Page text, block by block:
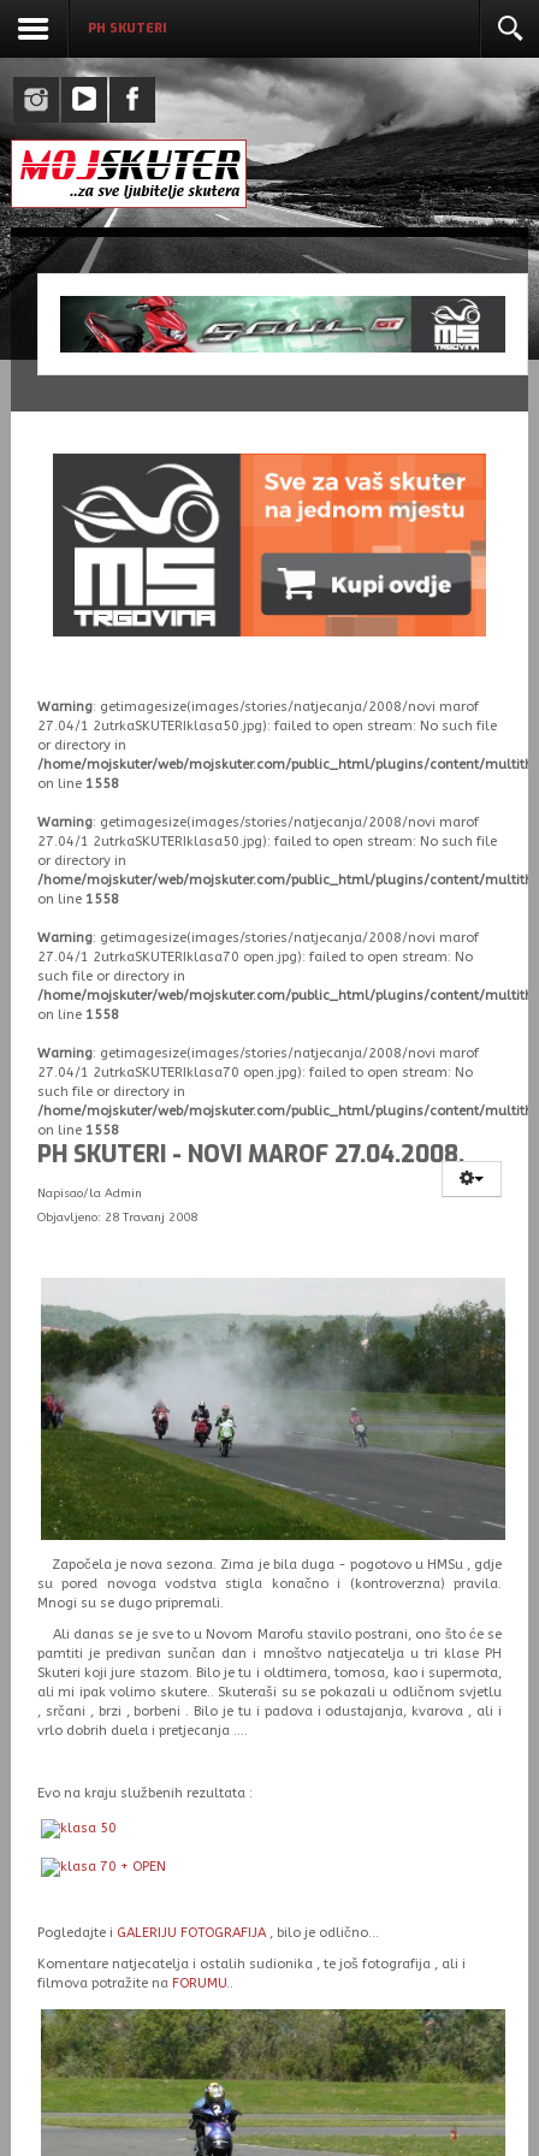
PH SKUTERI
Warning: getimagesize(images/stories/natjecanja/2008/novi marof
27.04/1 2utrkaSKUTERIklasa50.jpg): failed to open stream: No such file
or directory in
/home/mojskuter/web/mojskuter.com/public_html/plugins/content/
on line 1558
Warning: getimagesize(images/stories/natjecanja/2008/novi marof
27.04/1 2utrkaSKUTERIklasa50.jpg): failed to open stream: No such file
or directory in
/home/mojskuter/web/mojskuter.com/public_html/plugins/content/
on line 1558
Warning: getimagesize(images/stories/natjecanja/2008/novi marof
27.04/1 2utrkaSKUTERIklasa70 open.jpg): failed to open stream: No
such file or directory in
/home/mojskuter/web/mojskuter.com/public_html/plugins/content/
on line 1558
Warning: getimagesize(images/stories/natjecanja/2008/novi marof
27.04/1 2utrkaSKUTERIklasa70 open.jpg): failed to open stream: No
such file or directory in
/home/mojskuter/web/mojskuter.com/public_html/plugins/content/
on line 1558
PH SKUTERI - NOVI MAROF 27.04.2008.
Napisao/la Admin
Objavljeno: 28 Travanj 2008
Započela je nova sezona. Zima je bila duga - pogotovo u HMSu , gdje
su pored novoga vodstva stigla konačno i (kontroverzna) pravila.
Mnogi su se dugo pripremali.
Ali danas se je sve to u Novom Marofu stavilo postrani, ono što će se
pamtiti je predivan sunčan dan i mnoštvo natjecatelja u tri klase PH
Skuteri koji jure stazom. Bilo je tu i oldtimera, tomosa, kao i supermota,
ali mi ipak volimo skutere.. Skuteraši su se pokazali u odličnom svjetlu
, srčani , brzi , borbeni . Bilo je tu i padova i odustajanja, kvarova , ali i
vrlo dobrih duela i pretjecanja ....
Evo na kraju službenih rezultata :
Pogledajte i GALERIJU FOTOGRAFIJA, bilo je odlično...
Komentare natjecatelja i ostalih sudionika , te još fotografija , ali i
filmova potražite na FORUMU.